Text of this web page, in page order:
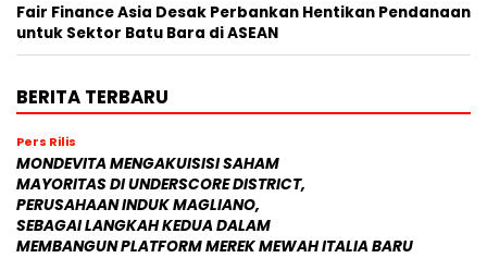
Fair Finance Asia Desak Perbankan Hentikan Pendanaan
untuk Sektor Batu Bara di ASEAN
BERITA TERBARU
Pers Rilis
MONDEVITA MENGAKUISISI SAHAM
MAYORITAS DI UNDERSCORE DISTRICT,
PERUSAHAAN INDUK MAGLIANO,
SEBAGAI LANGKAH KEDUA DALAM
MEMBANGUN PLATFORM MEREK MEWAH ITALIA BARU